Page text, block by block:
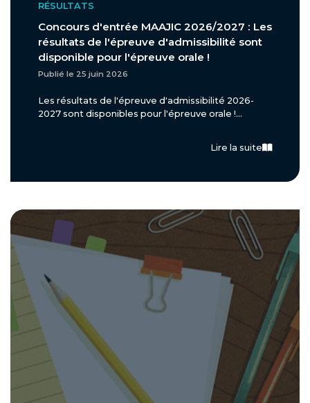
RÉSULTATS
Concours d'entrée MAAJIC 2026/2027 : Les
résultats de l'épreuve d'admissibilité sont
disponible pour l'épreuve orale !
Publié le 25 juin 2026
Les résultats de l'épreuve d'admissibilité 2026-
2027 sont disponibles pour l'épreuve orale !...
Lire la suite